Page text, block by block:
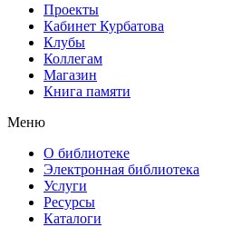
Проекты
Кабинет Курбатова
Клубы
Коллегам
Магазин
Книга памяти
Меню
О библиотеке
Электронная библиотека
Услуги
Ресурсы
Каталоги